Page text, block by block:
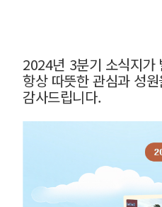
2024년 3분기 소식지가
항상 따뜻한 관심과 성
감사드립니다.